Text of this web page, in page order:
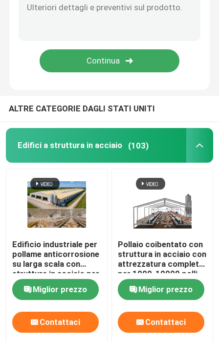
ALTRE CATEGORIE DAGLI STATI UNITI
Edifici a struttura in acciaio (103)
Edificio industriale per
pollame anticorrosione
su larga scala con
struttura in acciaio per
pollame per 200000
polli da carne
Miglior prezzo
Contattaci
Pollaio coibentato con
struttura in acciaio con
attrezzatura completa
per 1000-10000 polli
Miglior prezzo
Contattaci